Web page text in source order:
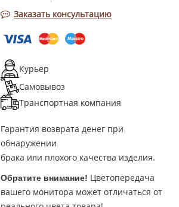
Заказать консультацию
Курьер
Самовывоз
Транспортная компания
Гарантия возврата денег при
обнаружении
брака или плохого качества изделия.
Обратите внимание! Цветопередача
вашего монитора может отличаться от